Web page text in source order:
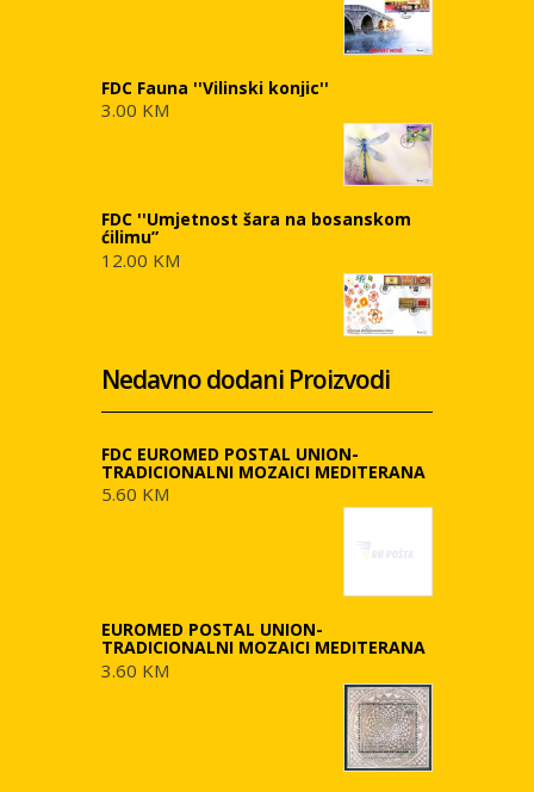
FDC Fauna ''Vilinski konjic''
3.00 KM
FDC ''Umjetnost šara na bosanskom
ćilimu”
12.00 KM
Nedavno dodani Proizvodi
FDC EUROMED POSTAL UNION-
TRADICIONALNI MOZAICI MEDITERANA
5.60 KM
EUROMED POSTAL UNION-
TRADICIONALNI MOZAICI MEDITERANA
3.60 KM